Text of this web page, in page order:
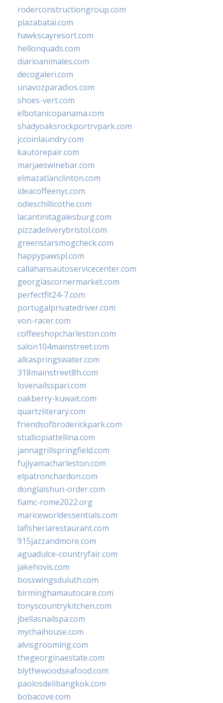
roderconstructiongroup.com
plazabatai.com
hawkscayresort.com
hellonquads.com
diarioanimales.com
decogaleri.com
unavozparadios.com
shoes-vert.com
elbotanicopanama.com
shadyoaksrockportrvpark.com
jccoinlaundry.com
kautorepair.com
marjaeswinebar.com
elmazatlanclinton.com
ideacoffeenyc.com
odieschillicothe.com
lacantinitagalesburg.com
pizzadeliverybristol.com
greenstarsmogcheck.com
happypawspl.com
callahansautoservicecenter.com
georgiascornermarket.com
perfectfit24-7.com
portugalprivatedriver.com
von-racer.com
coffeeshopcharleston.com
salon104mainstreet.com
alkaspringswater.com
318mainstreet8h.com
lovenailsspari.com
oakberry-kuwait.com
quartzliterary.com
friendsofbroderickpark.com
studiopiattellina.com
jannagrillspringfield.com
fujiyamacharleston.com
elpatronchardon.com
donglaishun-order.com
fiamc-rome2022.org
mariceworldessentials.com
lafisheriarestaurant.com
915jazzandmore.com
aguadulce-countryfair.com
jakehovis.com
bosswingsduluth.com
birminghamautocare.com
tonyscountrykitchen.com
jbellasnailspa.com
mychaihouse.com
alvisgrooming.com
thegeorginaestate.com
blythewoodseafood.com
paolosdelibangkok.com
bobacove.com